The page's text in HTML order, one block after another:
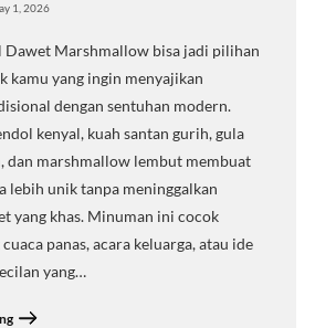
1, 2026
Dawet Marshmallow bisa jadi pilihan
kamu yang ingin menyajikan
dengan sentuhan modern.
kenyal, kuah santan gurih, gula
dan marshmallow lembut membuat
lebih unik tanpa meninggalkan
yang khas. Minuman ini cocok
panas, acara keluarga, atau ide
yang…